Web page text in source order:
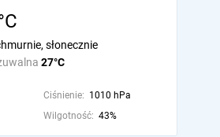
27°C
słonecznie
Ciśnienie: 1010 hPa
Wilgotność: 43%